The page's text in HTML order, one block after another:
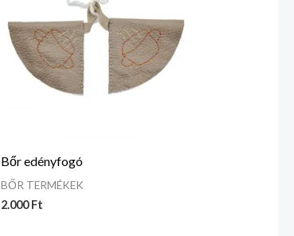
Bőr edényfogó
BŐR TERMÉKEK
2.000Ft